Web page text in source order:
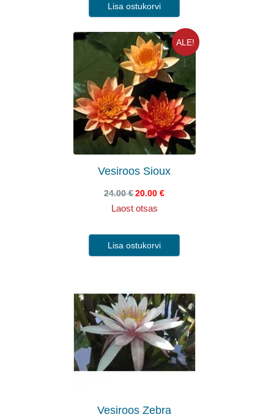
Lisa ostukorvi
ALE!
Vesiroos Sioux
24.00€20.00€
Laost otsas
Lisa ostukorvi
Vesiroos Zebra